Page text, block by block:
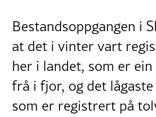
Bestandsoppgangen i
at det i vinter vart
her i landet, som er
frå i fjor, og det
som er registrert på